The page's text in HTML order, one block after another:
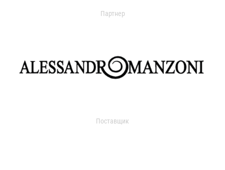
Партнер
Поставщик